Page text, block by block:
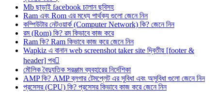
Mb ছাড়াই facebook চালান ছবিসহ
Ram এবং Rom এর মধ্যে পার্থক্য গুলো জেনে নিন
কম্পিউটার নেটওয়ার্ক (Computer Network) কি? জেনে নিন
রম (Rom) কি? রম কিভাবে কাজ করে
Ram কি? Ram কিভাবে কাজ করে জেনে নিন
Wapkiz এ বানান web screenshot taker site দ্বিতীয় [footer &
header] পব
মৌলিক বৈদ্যুতিক সরঞ্জাম ব্যবহারের নির্দেশিকা
AMP কি? AMP ব্লগার টেমপ্লেট এর সুবিধা এবং অসুবিধা গুলো জেনে নিন
প্রসেসর (CPU) কি? প্রসেসর কিভাবে কাজ করে জেনে নিন